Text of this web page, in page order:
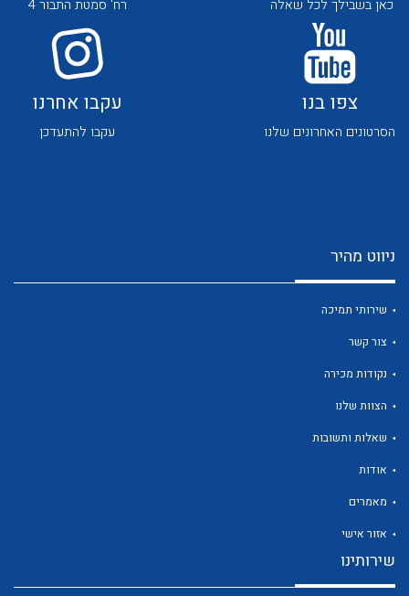
לכל מוצרי היצרן
כאן בשבילך לכל שאלה רח' סמטת התבור 4
צפו בנו
הסרטונים האחרונים שלנו
עקבו אחרנו
עקבו להתעדכן
ניווט מהיר
שירותי תמיכה
צור קשר
נקודות מכירה
הצוות שלנו
שאלות ותשובות
אודות
מאמרים
אזור אישי
שירותינו